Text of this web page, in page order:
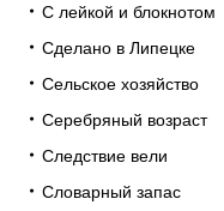
С лейкой и блокнотом
Сделано в Липецке
Сельское хозяйство
Серебряный возраст
Следствие вели
Словарный запас